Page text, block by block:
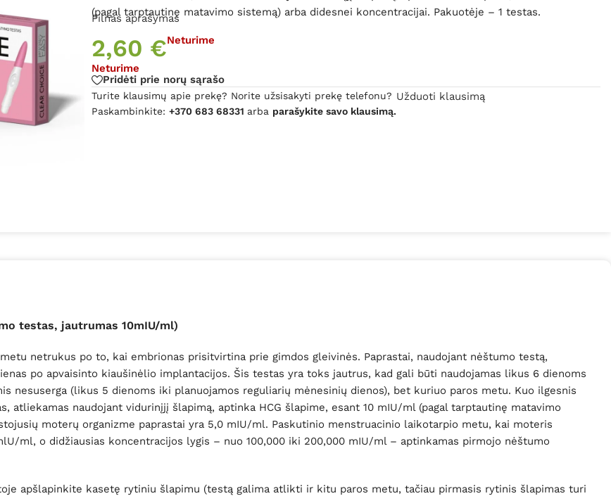
(pagal tarptautinę matavimo sistemą) arba didesnei koncentracijai. Pakuotėje – 1 testas.
Pilnas aprašymas
2,60 €Neturime
Neturime
Pridėti prie norų sąrašo
Turite klausimų apie prekę? Norite užsisakyti prekę telefonu?
Paskambinkite:+370 683 68331 arba parašykite savo klausimą.
Užduoti klausimą
testas, jautrumas 10mIU/ml)
netrukus po to, kai embrionas prisitvirtina prie gimdos gleivinės. Paprastai, naudojant nėštumo testą,
po apvaisinto kiaušinėlio implantacijos. Šis testas yra toks jautrus, kad gali būti naudojamas likus 6 dienoms
nesuserga (likus 5 dienoms iki planuojamos reguliarių mėnesinių dienos), bet kuriuo paros metu. Kuo ilgesnis
atliekamas naudojant vidurinįjį šlapimą, aptinka HCG šlapime, esant 10 mIU/ml (pagal tarptautinę matavimo
moterų organizme paprastai yra 5,0 mIU/ml. Paskutinio menstruacinio laikotarpio metu, kai moteris
ml, o didžiausias koncentracijos lygis – nuo 100,000 iki 200,000 mIU/ml – aptinkamas pirmojo nėštumo
apšlapinkite kasetę rytiniu šlapimu (testą galima atlikti ir kitu paros metu, tačiau pirmasis rytinis šlapimas turi